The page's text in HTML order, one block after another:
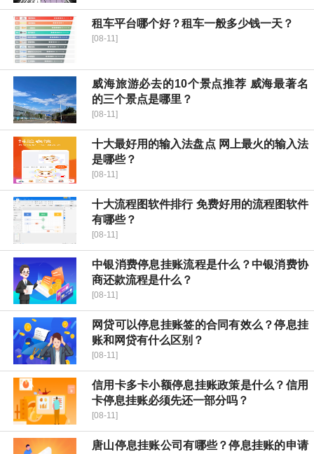
租车平台哪个好？租车一般多少钱一天？
[08-11]
威海旅游必去的10个景点推荐 威海最著名
的三个景点是哪里？
[08-11]
十大最好用的输入法盘点 网上最火的输入法
是哪些？
[08-11]
十大流程图软件排行 免费好用的流程图软件
有哪些？
[08-11]
中银消费停息挂账流程是什么？中银消费协
商还款流程是什么？
[08-11]
网贷可以停息挂账签的合同有效么？停息挂
账和网贷有什么区别？
[08-11]
信用卡多卡小额停息挂账政策是什么？信用
卡停息挂账必须先还一部分吗？
[08-11]
唐山停息挂账公司有哪些？停息挂账的申请